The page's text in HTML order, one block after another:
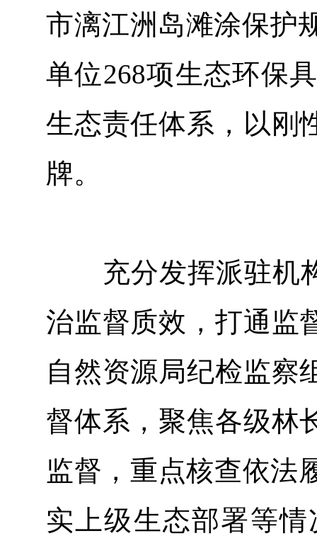
市漓江洲岛滩涂保护
单位268项生态环保
生态责任体系，以刚
牌。
充分发挥派驻机构
治监督质效，打通监
自然资源局纪检监察
督体系，聚焦各级林
监督，重点核查依法
实上级生态部署等